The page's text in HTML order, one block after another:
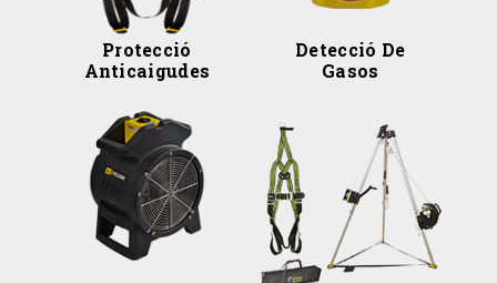
Protecció
Anticaigudes
Detecció De
Gasos